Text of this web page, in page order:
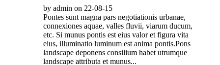
by admin on 22-08-15
Pontes sunt magna pars negotiationis urbanae,
connexiones aquae, valles fluvii, viarum ducum,
etc. Si munus pontis est eius valor et figura vita
eius, illuminatio luminum est anima pontis.Pons
landscape deponens consilium habet utrumque
landscape attributa et munus...